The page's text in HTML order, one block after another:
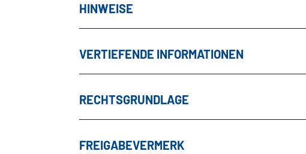
HINWEISE
VERTIEFENDE INFORMATIONEN
RECHTSGRUNDLAGE
FREIGABEVERMERK